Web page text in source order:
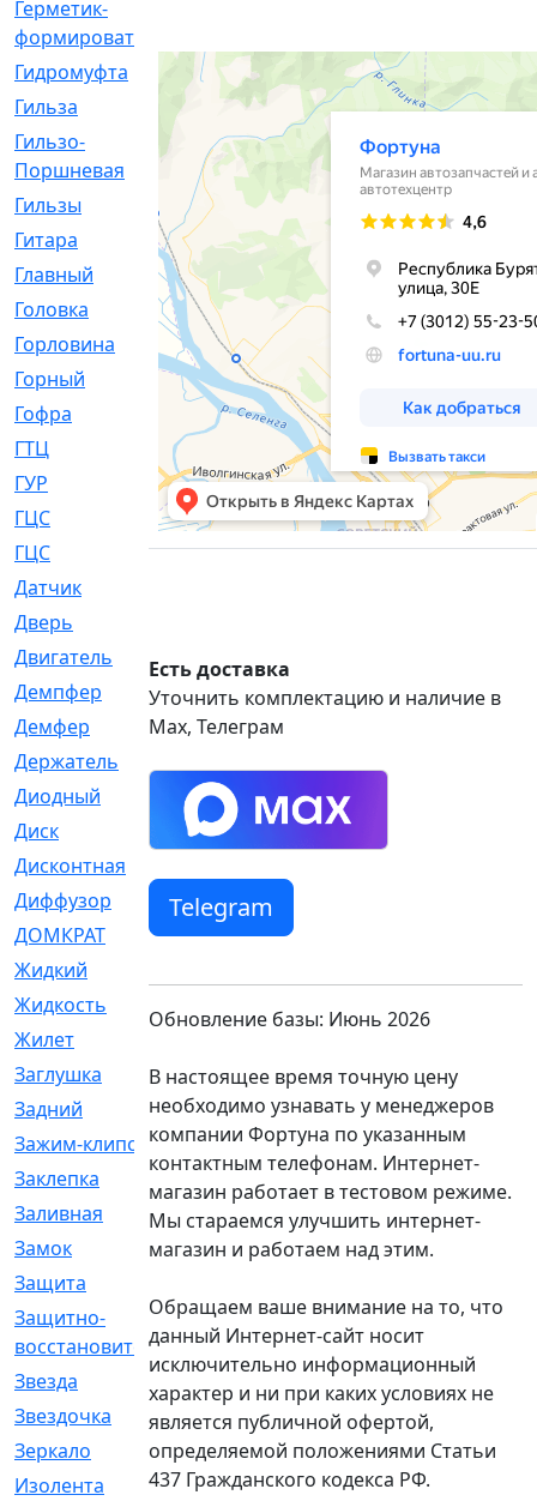
Герметик-
формирователь
Гидромуфта
[47]
Гильза
[56]
Гильзо-
Поршневая
[13]
Гильзы
[259]
Гитара
[7]
Главный
[29]
Головка
[28]
Горловина
[14]
Горный
[1]
Гофра
[86]
ГТЦ
ГУР
[34]
ГЦC
[6]
ГЦС
[74]
Датчик
Дверь
Двигатель
Демпфер
[2]
Демфер
[1]
Держатель
Диодный
[3]
Диск
[418]
Дисконтная
Диффузор
[1]
ДОМКРАТ
[1]
Жидкий
Жидкость
Жилет
Заглушка
[21]
Задний
[528]
Зажим-клипса
[1]
Заклепка
[1]
Заливная
[4]
Замок
[12]
Защита
Защитно-
восстановительный
[4]
Звезда
Звездочка
[5]
Зеркало
[369]
Изолента
[1]
Есть доставка
Уточнить комплектацию и наличие в
Max, Телеграм
Telegram
Обновление базы: Июнь 2026
В настоящее время точную цену
необходимо узнавать у менеджеров
компании Фортуна по указанным
контактным телефонам. Интернет-
магазин работает в тестовом режиме.
Мы стараемся улучшить интернет-
магазин и работаем над этим.
Обращаем ваше внимание на то, что
данный Интернет-сайт носит
исключительно информационный
характер и ни при каких условиях не
является публичной офертой,
определяемой положениями Статьи
437 Гражданского кодекса РФ.